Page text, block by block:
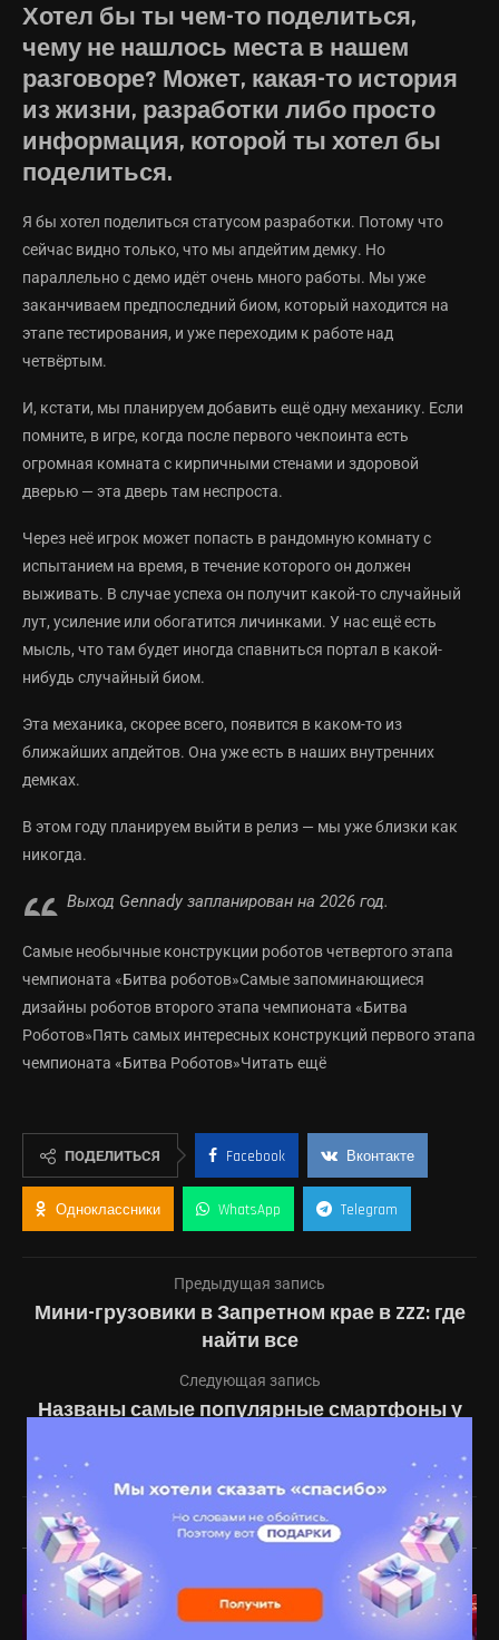
Хотел бы ты чем-то поделиться,
чему не нашлось места в нашем
разговоре? Может, какая-то история
из жизни, разработки либо просто
информация, которой ты хотел бы
поделиться.
Я бы хотел поделиться статусом разработки. Потому что
сейчас видно только, что мы апдейтим демку. Но
параллельно с демо идёт очень много работы. Мы уже
заканчиваем предпоследний биом, который находится на
этапе тестирования, и уже переходим к работе над
четвёртым.
И, кстати, мы планируем добавить ещё одну механику. Если
помните, в игре, когда после первого чекпоинта есть
огромная комната с кирпичными стенами и здоровой
дверью — эта дверь там неспроста.
Через неё игрок может попасть в рандомную комнату с
испытанием на время, в течение которого он должен
выживать. В случае успеха он получит какой-то случайный
лут, усиление или обогатится личинками. У нас ещё есть
мысль, что там будет иногда спавниться портал в какой-
нибудь случайный биом.
Эта механика, скорее всего, появится в каком-то из
ближайших апдейтов. Она уже есть в наших внутренних
демках.
В этом году планируем выйти в релиз — мы уже близки как
никогда.
Выход Gennady запланирован на 2026 год.
Самые необычные конструкции роботов четвертого этапа
чемпионата «Битва роботов»Самые запоминающиеся
дизайны роботов второго этапа чемпионата «Битва
Роботов»Пять самых интересных конструкций первого этапа
чемпионата «Битва Роботов»Читать ещё
ПОДЕЛИТЬСЯ Facebook Вконтакте
Одноклассники WhatsApp Telegram
Предыдущая запись
Мини-грузовики в Запретном крае в ZZZ: где
найти все
Следующая запись
Названы самые популярные смартфоны у
ВАМ ТАКЖЕ МОЖЕТ ПОНРАВИТЬСЯ